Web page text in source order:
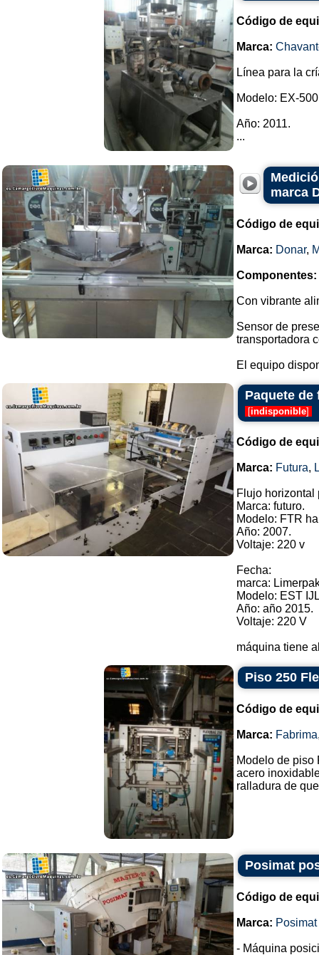
Código de
Marca:
Línea para la
Modelo: EX-
Año: 2011.
...
marca
Código de
Marca: Donar,
Componentes:
Con vibrante
Sensor de
transportadora
El equipo
Paquete
[indisponible]
Código de
Marca: Futura,
Flujo horizontal
Marca: futuro.
Modelo: FTR
Año: 2007.
Voltaje: 220 v
Fecha:
marca:
Modelo: EST
Año: año 2015.
Voltaje: 220 V
máquina tiene
Piso 250
Código de
Marca: Fabrima
Modelo de piso
acero
ralladura de
Posimat
Código de
Marca: Posimat
- Máquina